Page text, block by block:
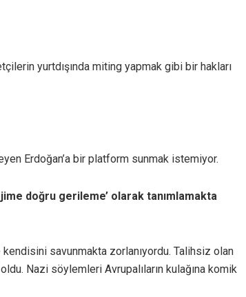
yurtdışında miting yapmak gibi bir hakları
Erdoğan’a bir platform sunmak istemiyor.
doğru gerileme’ olarak tanımlamakta
kendisini savunmakta zorlanıyordu. Talihsiz olan
Nazi söylemleri Avrupalıların kulağına komik